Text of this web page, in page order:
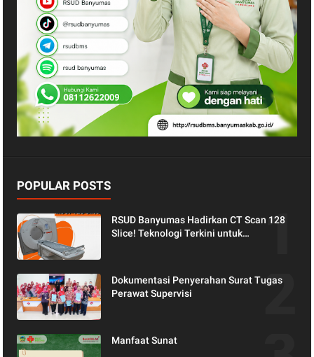
POPULAR POSTS
RSUD Banyumas Hadirkan CT Scan 128
Slice! Teknologi Terkini untuk
Dokumentasi Penyerahan Surat Tugas
Perawat Supervisi
Manfaat Sunat